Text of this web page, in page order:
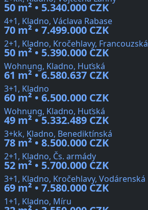
50 m² • 5.340.000 CZK
4+1, Kladno, Václava Rabase
70 m² • 7.499.000 CZK
2+1, Kladno, Kročehlavy, Francouzská
50 m² • 5.390.000 CZK
Wohnung, Kladno, Huťská
61 m² • 6.580.637 CZK
3+1, Kladno
60 m² • 6.500.000 CZK
Wohnung, Kladno, Huťská
49 m² • 5.332.489 CZK
3+kk, Kladno, Benediktínská
78 m² • 8.500.000 CZK
2+1, Kladno, Čs. armády
52 m² • 5.700.000 CZK
3+1, Kladno, Kročehlavy, Vodárenská
69 m² • 7.580.000 CZK
1+1, Kladno, Míru